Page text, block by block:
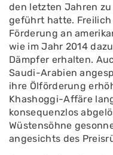
den letzten Jahren
geführt hatte.
Förderung an
wie im Jahr 2014
Dämpfer erhalten.
Saudi-Arabien
ihre Ölförderung
Khashoggi-Affäre
konsequenzlos
Wüstensöhne
angesichts des